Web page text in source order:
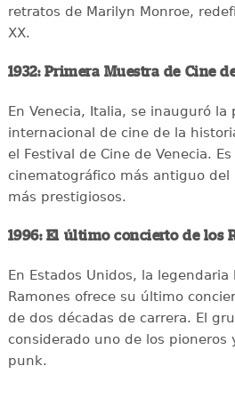
retratos de Marilyn Monroe,
XX.
1932: Primera Muestra de Cine
En Venecia, Italia, se inauguró la
internacional de cine de la
el Festival de Cine de Venecia.
cinematográfico más antiguo
más prestigiosos.
1996: El último concierto de los
En Estados Unidos, la
Ramones ofrece su último
de dos décadas de carrera. El
considerado uno de los
punk.